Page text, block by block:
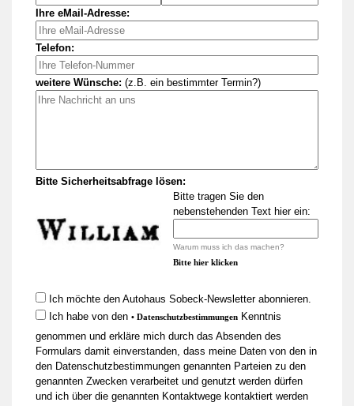
Ihre eMail-Adresse:
Telefon:
weitere Wünsche: (z.B. ein bestimmter Termin?)
Bitte Sicherheitsabfrage lösen:
Bitte tragen Sie den
nebenstehenden Text hier ein:
Warum muss ich das machen?
Bitte hier klicken
Ich möchte den Autohaus Sobeck-Newsletter abonnieren.
Ich habe von den • Datenschutzbestimmungen Kenntnis
genommen und erkläre mich durch das Absenden des
Formulars damit einverstanden, dass meine Daten von den in
den Datenschutzbestimmungen genannten Parteien zu den
genannten Zwecken verarbeitet und genutzt werden dürfen
und ich über die genannten Kontaktwege kontaktiert werden